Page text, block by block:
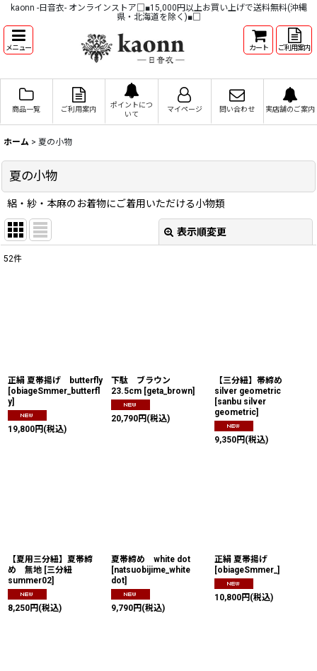
kaonn -日音衣- オンラインストア□■15,000円以上お買い上げで送料無料(沖縄
県・北海道を除く)■□
メニュー カート ご利用案内
商品一覧 ご利用案内
ポイントにつ
いて
マイページ 問い合わせ 実店舗のご案内
ホーム > 夏の小物
夏の小物
絽・紗・本麻のお着物にご着用いただける小物類
表示順変更
52件
正絹 夏帯揚げ butterfly
[obiageSmmer_butterfl
y]
19,800円 (税込)
下駄 ブラウン
23.5cm [geta_brown]
20,790円 (税込)
【三分紐】帯締め
silver geometric
[sanbu silver
geometric]
9,350円 (税込)
【夏用三分紐】夏帯締
め 無地 [三分紐
summer02]
8,250円 (税込)
夏帯締め white dot
[natsuobijime_white
dot]
9,790円 (税込)
正絹 夏帯揚げ
[obiageSmmer_]
10,800円 (税込)